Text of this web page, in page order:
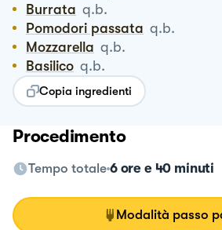
Burrata q.b.
Pomodori passata q.b.
Mozzarella q.b.
Basilico q.b.
Copia ingredienti
Procedimento
Tempo totale 6 ore e 40 minuti
Modalità passo